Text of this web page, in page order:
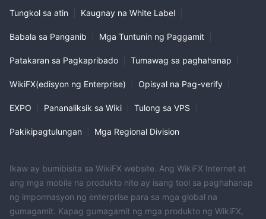
Tungkol sa atin Kaugnay na White Label
Babala sa Panganib Mga Tuntunin ng Paggamit
Patakaran sa Pagkapribado Tumawag sa paghahanap
WikiFX(edisyon ng Enterprise) Opisyal na Pag-verify
EXPO Pananaliksik sa Wiki Tulong sa VPS
Pakikipagtulungan Mga Regional Division
Ikaw ay bumibisita sa WikiFX website. Ang WikiFX Internet at
ang mga mobile na produkto nito ay isang tool sa paghahanap
ng impormasyon ng enterprise para sa mga global na
gumagamit. Kapag gumagamit ng mga produkto ng WikiFX,